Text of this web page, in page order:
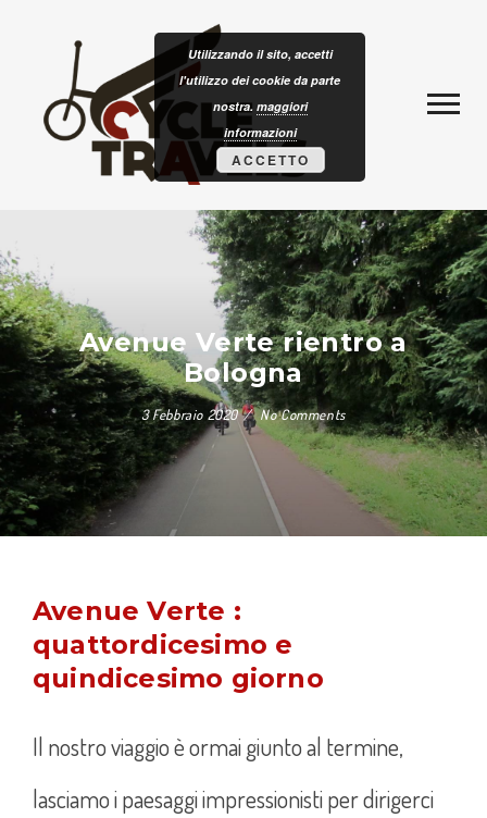
Avenue Verte rientro a
Bologna
3 Febbraio 2020 No Comments
Avenue Verte :
quattordicesimo e
quindicesimo giorno
Il nostro viaggio è ormai giunto al termine,
lasciamo i paesaggi impressionisti per dirigerci
Utilizzando il sito, accetti
l'utilizzo dei cookie da parte
nostra. maggiori
informazioni
ACCETTO